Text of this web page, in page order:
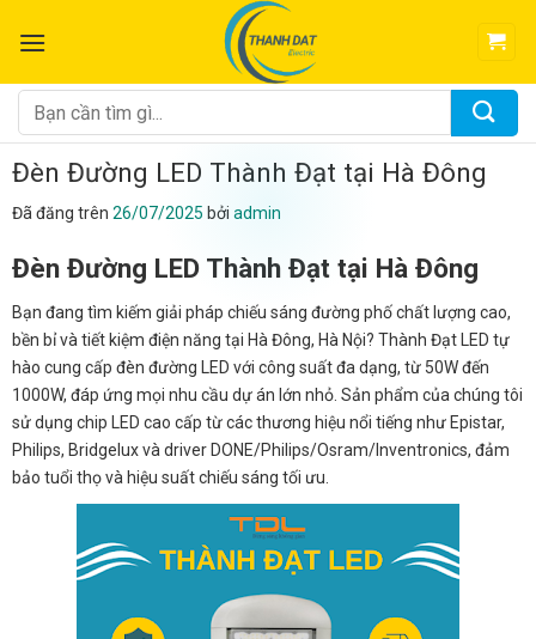
đến
dung
Tìm
kiếm:
Đèn Đường LED Thành Đạt tại Hà Đông
Đã đăng trên 26/07/2025 bởi admin
Đèn Đường LED Thành Đạt tại Hà Đông
Bạn đang tìm kiếm giải pháp chiếu sáng đường phố chất lượng cao,
bền bỉ và tiết kiệm điện năng tại Hà Đông, Hà Nội? Thành Đạt LED tự
hào cung cấp đèn đường LED với công suất đa dạng, từ 50W đến
1000W, đáp ứng mọi nhu cầu dự án lớn nhỏ. Sản phẩm của chúng tôi
sử dụng chip LED cao cấp từ các thương hiệu nổi tiếng như Epistar,
Philips, Bridgelux và driver DONE/Philips/Osram/Inventronics, đảm
bảo tuổi thọ và hiệu suất chiếu sáng tối ưu.